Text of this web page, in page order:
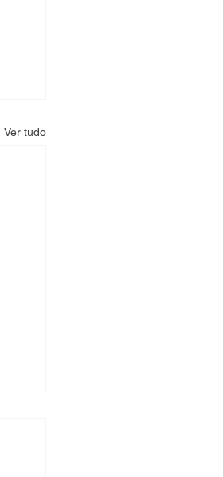
Ver tudo